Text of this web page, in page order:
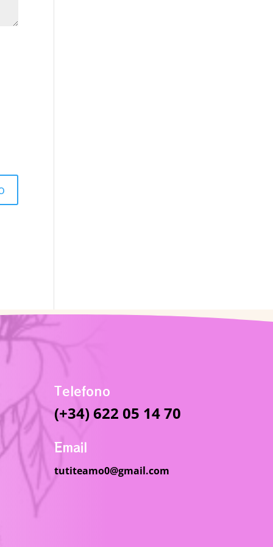
Telefono
(+34) 622 05 14 70
Email
tutiteamo0@gmail.com